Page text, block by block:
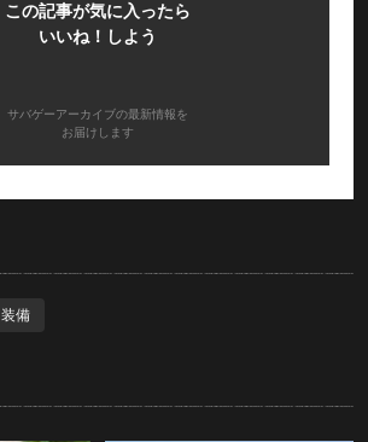
この記事が気に入ったら
いいね！しよう
サバゲーアーカイブの最新情報を
お届けします
装備